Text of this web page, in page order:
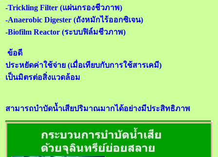
-Trickling Filter (แผ่นกรองชีวภาพ)
-Anaerobic Digester (ถังหมักไร้ออกซิเจน)
-Biofilm Reactor (ระบบฟิล์มชีวภาพ)
ข้อดี
ประหยัดค่าใช้จ่าย (เมื่อเทียบกับการใช้สารเคมี)
เป็นมิตรต่อสิ่งแวดล้อม
สามารถบำบัดน้ำเสียปริมาณมากได้อย่างมีประสิทธิภาพ